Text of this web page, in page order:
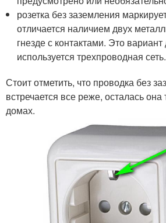
розетка без заземления
отличается наличием двух
гнезде с контактами. Это
используется трехпроводная сеть.
Стоит отметить, что проводка без
встречается все реже, осталась она
домах.